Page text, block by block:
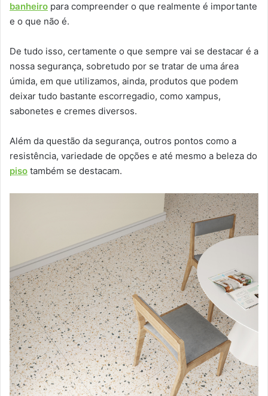
banheiro para compreender o que realmente é importante
e o que não é.
De tudo isso, certamente o que sempre vai se destacar é a
nossa segurança, sobretudo por se tratar de uma área
úmida, em que utilizamos, ainda, produtos que podem
deixar tudo bastante escorregadio, como xampus,
sabonetes e cremes diversos.
Além da questão da segurança, outros pontos como a
resistência, variedade de opções e até mesmo a beleza do
piso também se destacam.